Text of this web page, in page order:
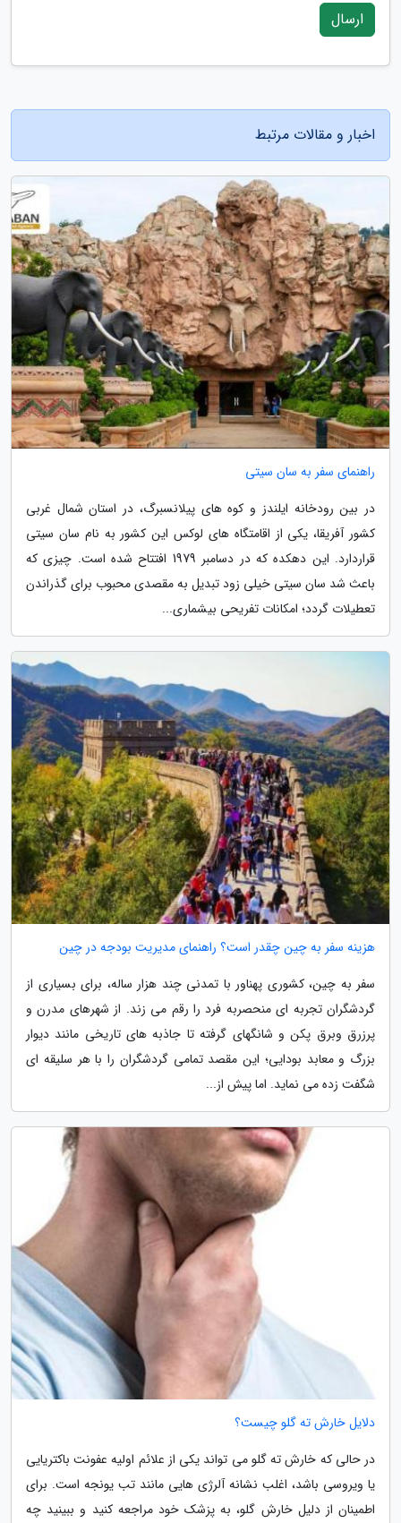
ارسال
اخبار و مقالات مرتبط
راهنمای سفر به سان سیتی
در بین رودخانه ایلندز و کوه ­های پیلانسبرگ، در استان شمال غربی
کشور آفریقا، یکی از اقامتگاه ­های لوکس این کشور به نام سان­ سیتی
قراردارد. این دهکده که در دسامبر 1979 افتتاح شده است. چیزی که
باعث شد سان سیتی خیلی زود تبدیل به مقصدی محبوب برای گذراندن
تعطیلات گردد؛ امکانات تفریحی بی­شماری...
هزینه سفر به چین چقدر است؟ راهنمای مدیریت بودجه در چین
سفر به چین، کشوری پهناور با تمدنی چند هزار ساله، برای بسیاری از
گردشگران تجربه ای منحصربه فرد را رقم می زند. از شهرهای مدرن و
پرزرق وبرق پکن و شانگهای گرفته تا جاذبه های تاریخی مانند دیوار
بزرگ و معابد بودایی؛ این مقصد تمامی گردشگران را با هر سلیقه ای
شگفت زده می نماید. اما پیش از...
دلایل خارش ته گلو چیست؟
در حالی که خارش ته گلو می تواند یکی از علائم اولیه عفونت باکتریایی
یا ویروسی باشد، اغلب نشانه آلرژی هایی مانند تب یونجه است. برای
اطمینان از دلیل خارش گلو، به پزشک خود مراجعه کنید و ببینید چه